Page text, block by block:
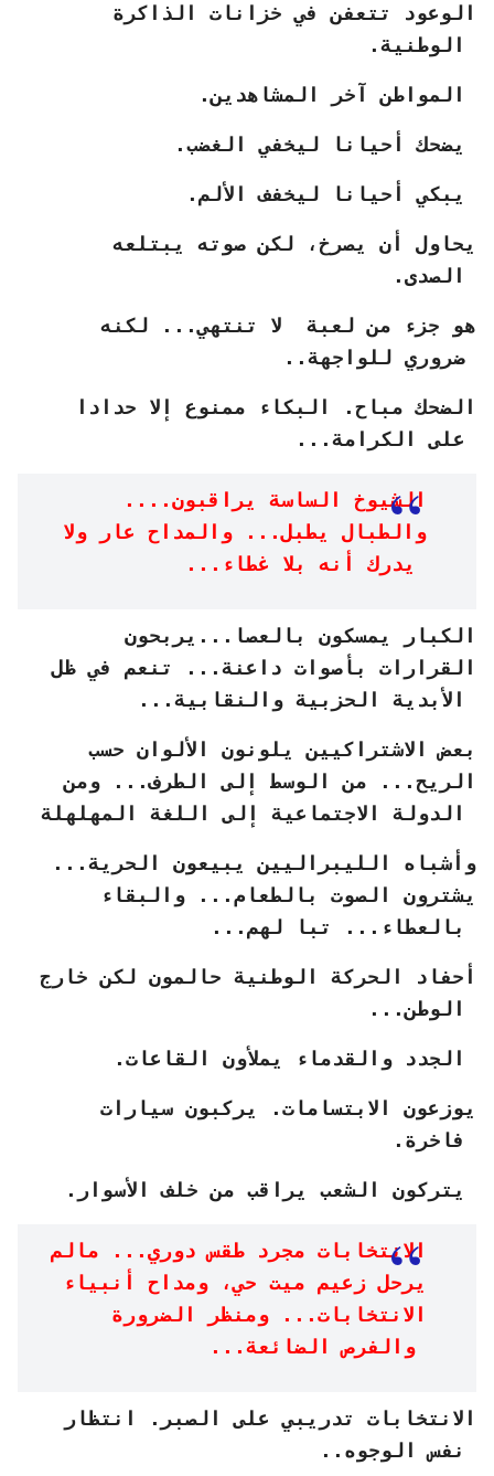
الوعود تتعفن في خزانات الذاكرة
الوطنية.
المواطن آخر المشاهدين.
يضحك أحيانا ليخفي الغضب.
يبكي أحيانا ليخفف الألم.
يحاول أن يصرخ، لكن صوته يبتلعه
الصدى.
هو جزء من لعبة لا تنتهي... لكنه
ضروري للواجهة..
الضحك مباح. البكاء ممنوع إلا حدادا
على الكرامة...
الشيوخ الساسة يراقبون....
والطبال يطبل... والمداح عار ولا
يدرك أنه بلا غطاء...
الكبار يمسكون بالعصا...يربحون
القرارات بأصوات داعنة... تنعم في ظل
الأبدية الحزبية والنقابية...
بعض الاشتراكيين يلونون الألوان حسب
الريح... من الوسط إلى الطرف... ومن
الدولة الاجتماعية إلى اللغة المهلهلة
وأشباه الليبراليين يبيعون الحرية...
يشترون الصوت بالطعام... والبقاء
بالعطاء... تبا لهم...
أحفاد الحركة الوطنية حالمون لكن خارج
الوطن...
الجدد والقدماء يملأون القاعات.
يوزعون الابتسامات. يركبون سيارات
فاخرة.
يتركون الشعب يراقب من خلف الأسوار.
الانتخابات مجرد طقس دوري... مالم
يرحل زعيم ميت حي، ومداح أنبياء
الانتخابات... ومنظر الضرورة
والفرص الضائعة...
الانتخابات تدريبي على الصبر. انتظار
نفس الوجوه..